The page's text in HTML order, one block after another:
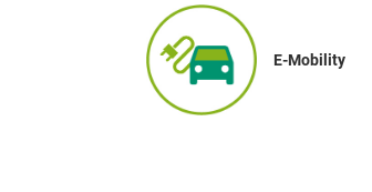
E-Mobility